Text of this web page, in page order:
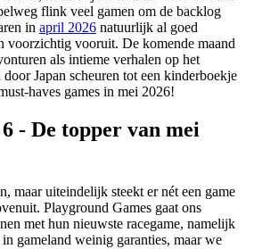
flink veel gamen om de backlog
in april 2026 natuurlijk al goed
voorzichtig vooruit. De komende maand
als intieme verhalen op het
Japan scheuren tot een kinderboekje
haves games in mei 2026!
- De topper van mei
maar uiteindelijk steekt er nét een game
Playground Games gaat ons
met hun nieuwste racegame, namelijk
gameland weinig garanties, maar we